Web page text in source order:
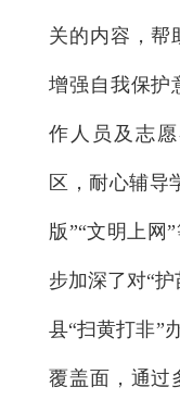
关的内容，帮
增强自我保护
作人员及志
区，耐心辅导
版”“文明上网
步加深了对“护
县“扫黄打非”
覆盖面，通过